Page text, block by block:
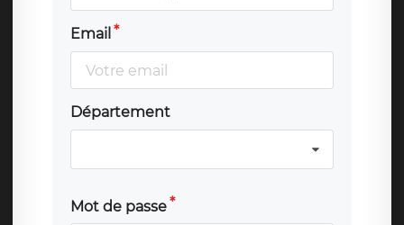
Email
Département
Mot de passe